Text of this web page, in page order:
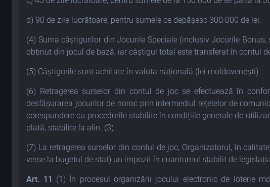
d) 90 de zile lucrătoare, pentru sumele ce depășesc 300.000 de lei.
(4) Suma câștigurilor din Jocurile Speciale (inclusiv Jocurile
obținut din jocul de bază, iar câștigul total este transferat în contul
(5) Câștigurile sunt achitate în valuta națională (lei moldovenești).
(6) Retragerea surselor din contul de joc se efectuează în
desfășurarea jocurilor de noroc prin intermediul rețelelor de
corespundere cu procedurile stabilite în condițiile generale de
plată, stabilite la alin. (3).
(7) La retragerea surselor din contul de joc, Organizatorul, în
verse la bugetul de stat) un impozit în cuantumul stabilit de
Art. 11 (1) În procesul organizării jocului electronic de loterie